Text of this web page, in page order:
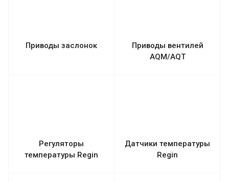
Приводы заслонок
Приводы вентилей
AQM/AQT
Регуляторы
температуры Regin
Датчики температуры
Regin